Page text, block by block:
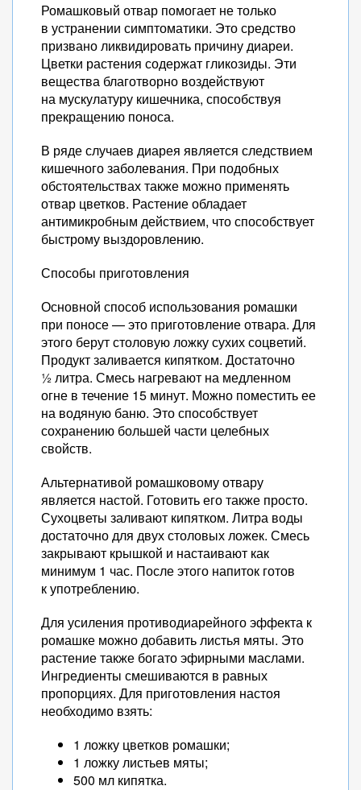
Ромашковый отвар помогает не только
в устранении симптоматики. Это средство
призвано ликвидировать причину диареи.
Цветки растения содержат гликозиды. Эти
вещества благотворно воздействуют
на мускулатуру кишечника, способствуя
прекращению поноса.
В ряде случаев диарея является следствием
кишечного заболевания. При подобных
обстоятельствах также можно применять
отвар цветков. Растение обладает
антимикробным действием, что способствует
быстрому выздоровлению.
Способы приготовления
Основной способ использования ромашки
при поносе — это приготовление отвара. Для
этого берут столовую ложку сухих соцветий.
Продукт заливается кипятком. Достаточно
½ литра. Смесь нагревают на медленном
огне в течение 15 минут. Можно поместить ее
на водяную баню. Это способствует
сохранению большей части целебных
свойств.
Альтернативой ромашковому отвару
является настой. Готовить его также просто.
Сухоцветы заливают кипятком. Литра воды
достаточно для двух столовых ложек. Смесь
закрывают крышкой и настаивают как
минимум 1 час. После этого напиток готов
к употреблению.
Для усиления противодиарейного эффекта к
ромашке можно добавить листья мяты. Это
растение также богато эфирными маслами.
Ингредиенты смешиваются в равных
пропорциях. Для приготовления настоя
необходимо взять:
1 ложку цветков ромашки;
1 ложку листьев мяты;
500 мл кипятка.